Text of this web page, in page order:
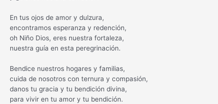
En tus ojos de amor y dulzura,
encontramos esperanza y redención,
oh Niño Dios, eres nuestra fortaleza,
nuestra guía en esta peregrinación.
Bendice nuestros hogares y familias,
cuida de nosotros con ternura y compasión,
danos tu gracia y tu bendición divina,
para vivir en tu amor y tu bendición.